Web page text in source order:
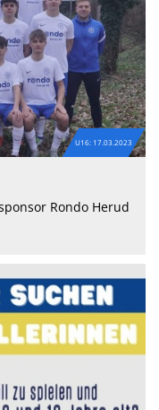
U16: 17.03.2023
Rondo Herud